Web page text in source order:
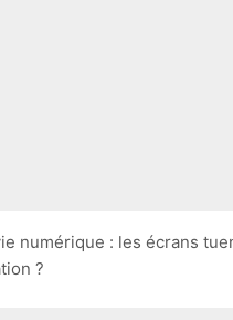
numérique : les écrans
?